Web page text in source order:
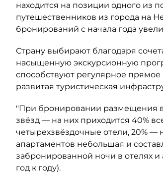
находится на позиции одного из
путешественников из города на
бронирований с начала года
Страну выбирают благодаря
насыщенную экскурсионную
способствуют регулярное
развитая туристическая
"При бронировании размещения
звёзд — на них приходится 40%
четырехзвёздочные отели, 20% —
апартаментов небольшая и
забронированной ночи в отелях и
год к году).